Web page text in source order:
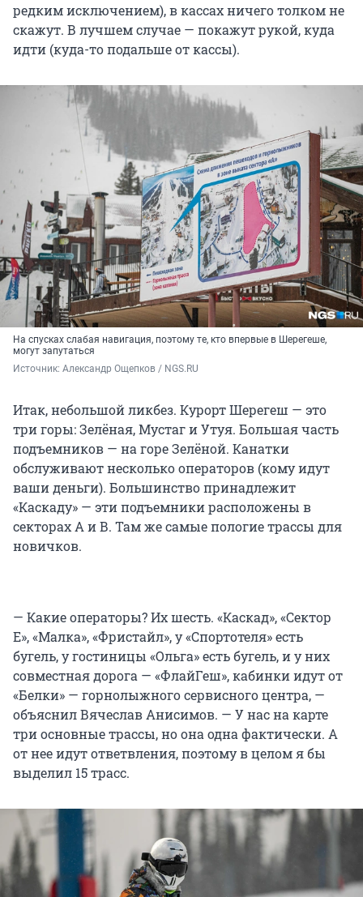
редким исключением), в кассах ничего толком не
скажут. В лучшем случае — покажут рукой, куда
идти (куда-то подальше от кассы).
На спусках слабая навигация, поэтому те, кто впервые в Шерегеше,
могут запутаться
Источник: Александр Ощепков / NGS.RU
Итак, небольшой ликбез. Курорт Шерегеш — это
три горы: Зелёная, Мустаг и Утуя. Большая часть
подъемников — на горе Зелёной. Канатки
обслуживают несколько операторов (кому идут
ваши деньги). Большинство принадлежит
«Каскаду» — эти подъемники расположены в
секторах А и В. Там же самые пологие трассы для
новичков.
— Какие операторы? Их шесть. «Каскад», «Сектор
Е», «Малка», «Фристайл», у «Спортотеля» есть
бугель, у гостиницы «Ольга» есть бугель, и у них
совместная дорога — «ФлайГеш», кабинки идут от
«Белки» — горнолыжного сервисного центра, —
объяснил Вячеслав Анисимов. — У нас на карте
три основные трассы, но она одна фактически. А
от нее идут ответвления, поэтому в целом я бы
выделил 15 трасс.